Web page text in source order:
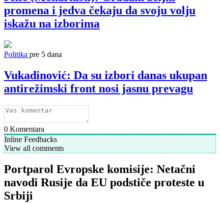
promena i jedva čekaju da svoju volju
iskažu na izborima
Politika pre 5 dana
Vukadinović: Da su izbori danas ukupan
antirežimski front nosi jasnu prevagu
0 Komentara
Inline Feedbacks
View all comments
Portparol Evropske komisije: Netačni
navodi Rusije da EU podstiče proteste u
Srbiji